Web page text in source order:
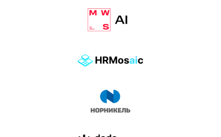
к построению бизнеса и созданию технологий под
Доклады, дискуссия и битва AI-агентов — 25 июня
УЗНАТЬ БОЛЬШЕ